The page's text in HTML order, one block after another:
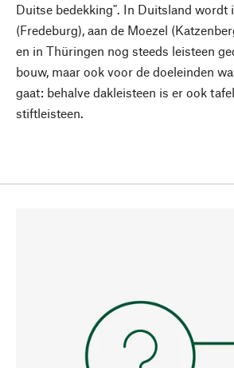
Duitse bedekking". In Duitsland wordt
(Fredeburg), aan de Moezel
en in Thüringen nog steeds leisteen
bouw, maar ook voor de doeleinden
gaat: behalve dakleisteen is er ook
stiftleisteen.